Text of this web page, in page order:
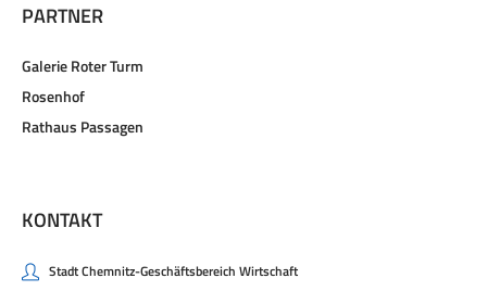
PARTNER
Galerie Roter Turm
Rosenhof
Rathaus Passagen
KONTAKT
Stadt Chemnitz-Geschäftsbereich Wirtschaft